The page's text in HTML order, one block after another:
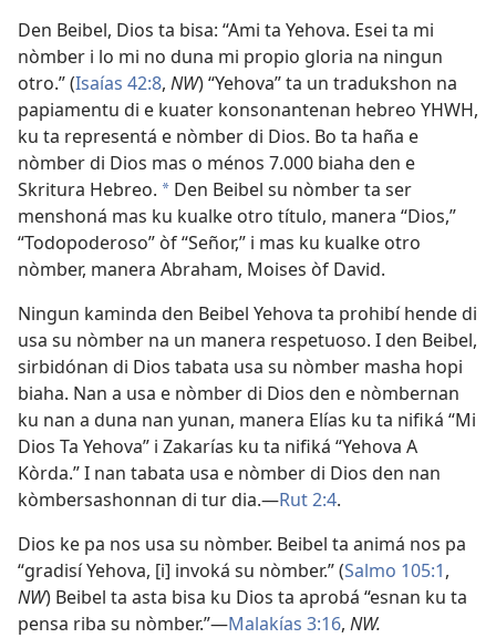
Den Beibel, Dios ta bisa: “Ami ta Yehova. Esei ta mi
nòmber i lo mi no duna mi propio gloria na ningun
otro.” (Isaías 42:8, NW) “Yehova” ta un tradukshon na
papiamentu di e kuater konsonantenan hebreo YHWH,
ku ta representá e nòmber di Dios. Bo ta haña e
nòmber di Dios mas o ménos 7.000 biaha den e
Skritura Hebreo. a Den Beibel su nòmber ta ser
menshoná mas ku kualke otro título, manera “Dios,”
“Todopoderoso” òf “Señor,” i mas ku kualke otro
nòmber, manera Abraham, Moises òf David.
Ningun kaminda den Beibel Yehova ta prohibí hende di
usa su nòmber na un manera respetuoso. I den Beibel,
sirbidónan di Dios tabata usa su nòmber masha hopi
biaha. Nan a usa e nòmber di Dios den e nòmbernan
ku nan a duna nan yunan, manera Elías ku ta nifiká “Mi
Dios Ta Yehova” i Zakarías ku ta nifiká “Yehova A
Kòrda.” I nan tabata usa e nòmber di Dios den nan
kòmbersashonnan di tur dia.—Rut 2:4.
Dios ke pa nos usa su nòmber. Beibel ta animá nos pa
“gradisí Yehova, [i] invoká su nòmber.” (Salmo 105:1,
NW) Beibel ta asta bisa ku Dios ta aprobá “esnan ku ta
pensa riba su nòmber.”—Malakías 3:16, NW.